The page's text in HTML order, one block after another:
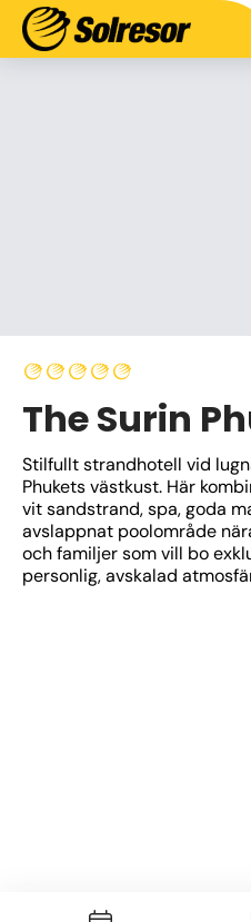
The Surin
Stilfullt strandhotell vid
Phukets västkust. Här
vit sandstrand, spa, goda
avslappnat poolområde
och familjer som vill bo
personlig, avskalad